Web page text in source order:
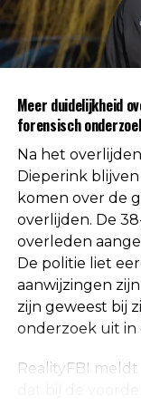
gevonden voor
personen.
autoriteiten
worden geen
Een vaste
arbitrage
Met het
Nederlandse
jarenlang actief
het
Meer duidelijkheid
forensisch
Na het
Dieperink
komen over de
overlijden. De
overleden
De politie liet
aanwijzingen
zijn geweest bij
onderzoek uit in
RealityFBI